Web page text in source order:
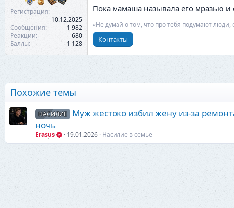
Регистрация
10.12.2025
Сообщения
1 982
Реакции
680
Баллы
1 128
Пока мамаша называла его мразью и
«Не думай о том, что про тебя подумают
Контакты
Похожие темы
НАСИЛИЕ
Муж жестоко избил жену из-за
ночь
Erasus 19.01.2026 Насилие в семье